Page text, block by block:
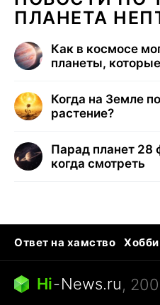
ПЛАНЕТА
Как в космосе
планеты,
Когда на Земле
растение?
Парад планет 28
когда смотреть
Ответ на хамство
Бензин 100 и 95
Тунцы
Следующая пандемия
Hi-News.ru,